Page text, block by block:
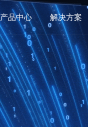
产品中心 解决方案